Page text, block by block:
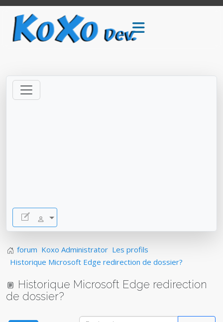
forum Koxo Administrator Les profils
Historique Microsoft Edge redirection de dossier?
Historique Microsoft Edge redirection
de dossier?